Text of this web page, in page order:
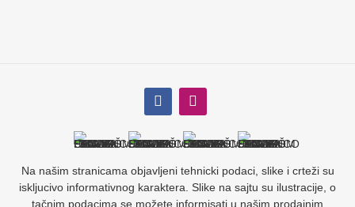
Na našim stranicama objavljeni tehnicki podaci, slike i crteži su
iskljucivo informativnog karaktera. Slike na sajtu su ilustracije, o
tačnim podacima se možete informisati u našim prodajnim